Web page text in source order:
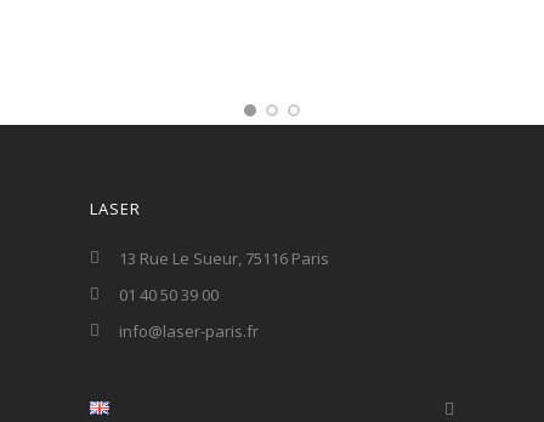
LASER
13 Rue Le Sueur, 75116 Paris
01 40 50 39 00
info@laser-paris.fr